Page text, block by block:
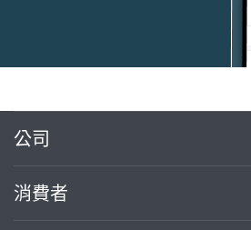
公司
消費者
繼續完成